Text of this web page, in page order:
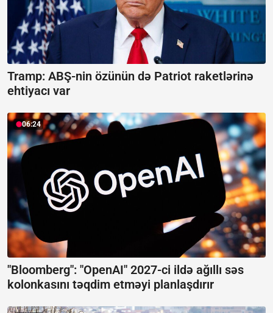
Tramp: ABŞ-nin özünün də Patriot raketlərinə
ehtiyacı var
06:24
"Bloomberg": "OpenAI" 2027-ci ildə ağıllı səs
kolonkasını təqdim etməyi planlaşdırır